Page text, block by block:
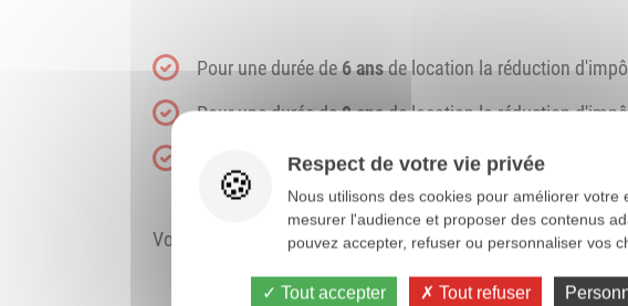
Pour une durée de6 ansde location la réduction
Pour une durée de9 ansde location la réduction
Pour une durée de12 ans de location la réduction
Vous pouvez faire ainsi deux acquisitions maximum par an
Respect de votre vie privée
Nous utilisons des cookies pour améliorer votre
mesurer l'audience et proposer des contenus
pouvez accepter, refuser ou personnaliser vos
Tout accepter Tout refuser